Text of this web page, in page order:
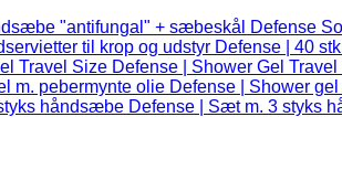
Defense
Defense | 40
Defense | Shower Gel
Defense | Shower
Defense | Sæt m. 3 styks